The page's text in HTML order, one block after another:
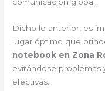
Dicho lo anterior, es
lugar óptimo que
notebook en Zona
evitándose problemas
efectivas.